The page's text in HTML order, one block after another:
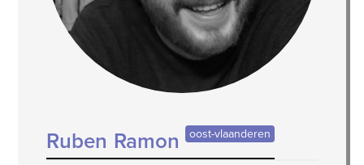
Ruben Ramon oost-vlaanderen